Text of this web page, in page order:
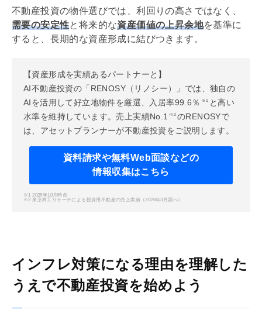
不動産投資の物件選びでは、利回りの高さではなく、
需要の安定性と将来的な資産価値の上昇余地を基準に
すると、長期的な資産形成に結びつきます。
【資産形成を実績あるパートナーと】
AI不動産投資の「RENOSY（リノシー）」では、独自の
AIを活用して好立地物件を厳選、入居率99.6％
※1
と高い
水準を維持しています。売上実績No.1
※2 のRENOSYで
は、アセットプランナーが不動産投資をご説明します。
資料請求や無料Web面談などの
情報収集はこちら
※1 2025年10月時点
※2 東京商工リサーチによる投資用不動産の売上実績（2026年3月調べ）
インフレ対策になる理由を理解した
うえで不動産投資を始めよう